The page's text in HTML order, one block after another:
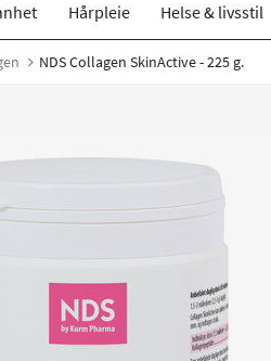
Hårpleie Helse & livsstil
NDS Collagen SkinActive - 225 g.